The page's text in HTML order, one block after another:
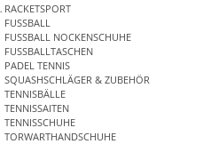
RACKETSPORT
FUSSBALL
FUSSBALL NOCKENSCHUHE
FUSSBALLTASCHEN
PADEL TENNIS
SQUASHSCHLÄGER & ZUBEHÖR
TENNISBÄLLE
TENNISSAITEN
TENNISSCHUHE
TORWARTHANDSCHUHE